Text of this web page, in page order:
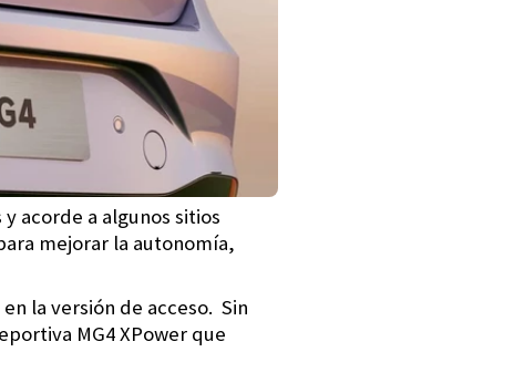
acorde a algunos sitios
mejorar la autonomía,
la versión de acceso. Sin
MG4 XPower que